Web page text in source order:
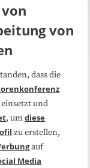
von
dass die
einsetzt und
, umdiese
zu erstellen,
auf
Media